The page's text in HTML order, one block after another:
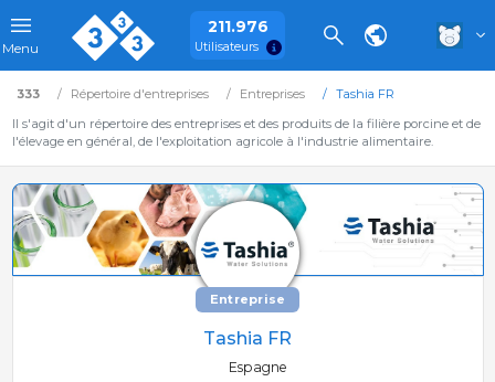
Menu
211.976
Utilisateurs
333 Répertoire d'entreprises Entreprises
Tashia FR
Il s'agit d'un répertoire des entreprises et des produits de la filière porcine et de
l'élevage en général, de l'exploitation agricole à l'industrie alimentaire.
Entreprise
Tashia FR
Espagne